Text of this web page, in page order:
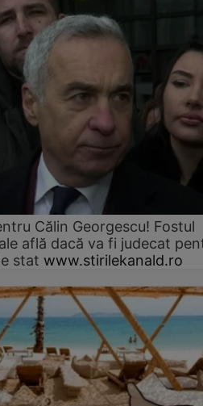
Călin Georgescu! Fostul
află dacă va fi judecat
stat www.stirilekanald.ro